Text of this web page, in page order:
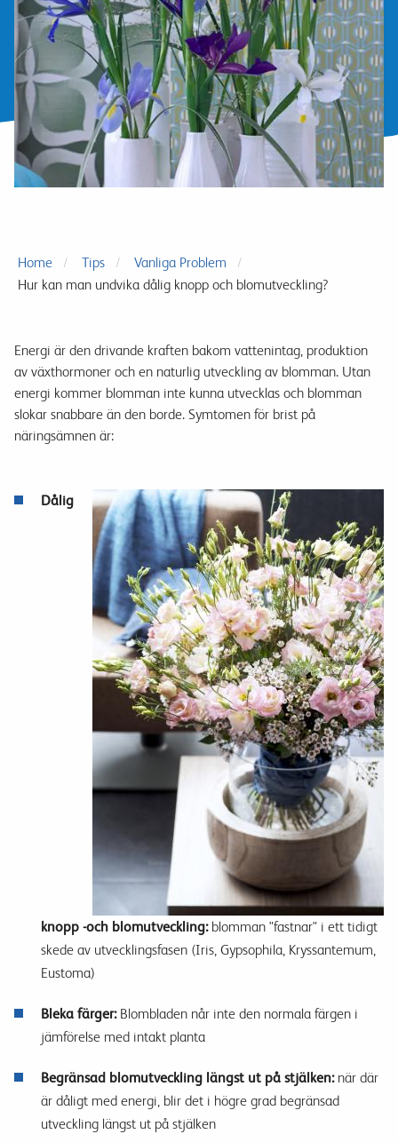
Home Tips
Vanliga Problem
Hur kan man undvika dålig knopp och blomutveckling?
Energi är den drivande kraften bakom vattenintag, produktion
av växthormoner och en naturlig utveckling av blomman. Utan
energi kommer blomman inte kunna utvecklas och blomman
slokar snabbare än den borde. Symtomen för brist på
näringsämnen är:
Dålig
knopp -och blomutveckling: blomman "fastnar" i ett tidigt
skede av utvecklingsfasen (Iris, Gypsophila, Kryssantemum,
Eustoma)
Bleka färger: Blombladen når inte den normala färgen i
jämförelse med intakt planta
Begränsad blomutveckling längst ut på stjälken: när där
är dåligt med energi, blir det i högre grad begränsad
utveckling längst ut på stjälken